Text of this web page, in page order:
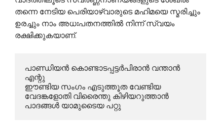
തന്നെ നേടിയ പെരിയാഴ്വാരുടെ മഹിമയെ സ്മരിച്ചും
ഉരച്ചും നാം അധഃപതനത്തില്‍ നിന്ന് സ്വയം
രക്ഷിക്കുകയാണ്.
പാണ്ഡിയന്‍ കൊണ്ടാടപ്പട്ടര്‍പിരാന്‍ വന്താന്‍
എന്റു
ഈണ്ടിയ സംഗം എടുത്തൂത വേണ്ടിയ
വേദങ്കളോതി വിരൈന്തു കിഴിയറുത്താന്‍
പാദങ്ങള്‍ യാമുടൈയ പറ്റു